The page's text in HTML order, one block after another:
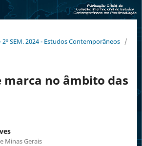
2º SEM. 2024 - Estudos Contemporâneos /
marca no âmbito das
Minas Gerais